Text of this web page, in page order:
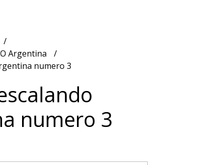
Argentina
numero 3
numero 3